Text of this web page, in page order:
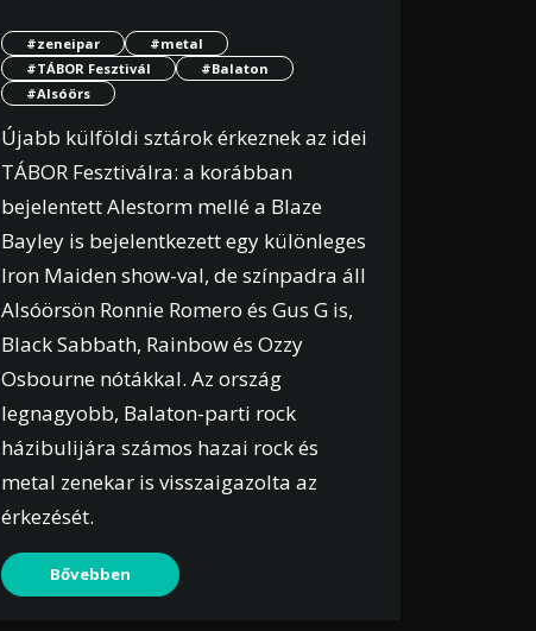
#zeneipar
#metal
#TÁBOR Fesztivál
#Balaton
#Alsóörs
Újabb külföldi sztárok érkeznek az idei
TÁBOR Fesztiválra: a korábban
bejelentett Alestorm mellé a Blaze
Bayley is bejelentkezett egy különleges
Iron Maiden show-val, de színpadra áll
Alsóörsön Ronnie Romero és Gus G is,
Black Sabbath, Rainbow és Ozzy
Osbourne nótákkal. Az ország
legnagyobb, Balaton-parti rock
házibulijára számos hazai rock és
metal zenekar is visszaigazolta az
érkezését.
Bővebben